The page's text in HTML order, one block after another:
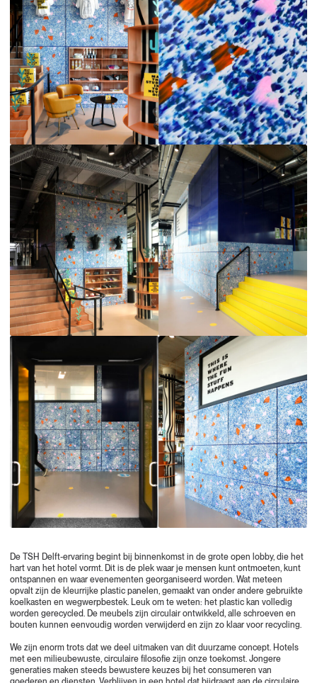
De TSH Delft-ervaring begint bij binnenkomst in de grote open lobby, die het
hart van het hotel vormt. Dit is de plek waar je mensen kunt ontmoeten, kunt
ontspannen en waar evenementen georganiseerd worden. Wat meteen
opvalt zijn de kleurrijke plastic panelen, gemaakt van onder andere gebruikte
koelkasten en wegwerpbestek. Leuk om te weten: het plastic kan volledig
worden gerecycled. De meubels zijn circulair ontwikkeld, alle schroeven en
bouten kunnen eenvoudig worden verwijderd en zijn zo klaar voor recycling.
We zijn enorm trots dat we deel uitmaken van dit duurzame concept. Hotels
met een milieubewuste, circulaire filosofie zijn onze toekomst. Jongere
generaties maken steeds bewustere keuzes bij het consumeren van